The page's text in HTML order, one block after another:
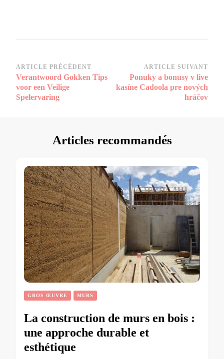
Navigation
d’article
ARTICLE PRÉCÉDENT
Verantwoord Gokken Tips
voor een Veilige
Spelervaring
ARTICLE SUIVANT
Ponuky a bonusy v live
kasíne Cadoola pre nových
hráčov
Articles recommandés
GROS ŒUVRE MURS
La construction de murs en bois :
une approche durable et
esthétique